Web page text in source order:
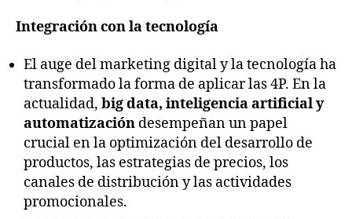
Integración con la tecnología
El auge del marketing digital y la tecnología ha
transformado la forma de aplicar las 4P. En la
actualidad, big data, inteligencia artificial y
automatización desempeñan un papel
crucial en la optimización del desarrollo de
productos, las estrategias de precios, los
canales de distribución y las actividades
promocionales.